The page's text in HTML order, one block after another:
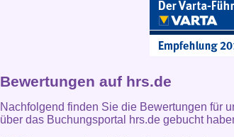
Bewertungen auf hrs.de
Nachfolgend finden Sie die Bewertungen für
über das Buchungsportal hrs.de gebucht